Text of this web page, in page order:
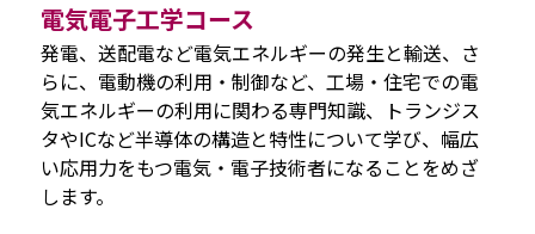
電気電子工学コース
発電、送配電など電気エネルギーの発生と輸送、さ
らに、電動機の利用・制御など、工場・住宅での電
気エネルギーの利用に関わる専門知識、トランジス
タやICなど半導体の構造と特性について学び、幅広
い応用力をもつ電気・電子技術者になることをめざ
します。